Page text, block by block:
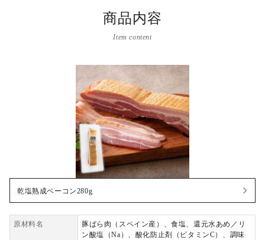
商品内容
Item content
乾塩熟成ベーコン280g
原材料名
豚ばら肉（スペイン産）、食塩、還元水あめ／リ
ン酸塩（Na）、酸化防止剤（ビタミンC）、調味